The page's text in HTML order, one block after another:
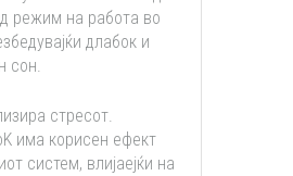
режим на работа во
длабок и
сон.
стресот.
има корисен ефект
систем, влијаејќи на